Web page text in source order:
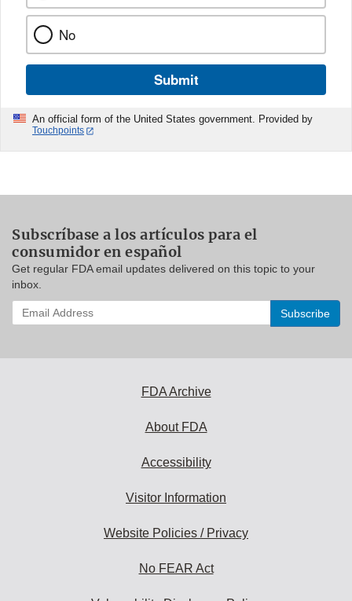
No
Submit
An official form of the United States government. Provided by
Touchpoints
Subscríbase a los artículos para el
consumidor en español
Get regular FDA email updates delivered on this topic to your
inbox.
Enter
your
FDA Archive
About FDA
Accessibility
Visitor Information
Website Policies / Privacy
No FEAR Act